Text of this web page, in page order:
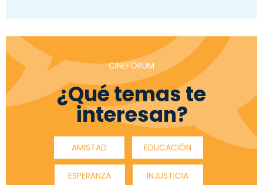
CINEFÓRUM
¿Qué temas te
interesan?
AMISTAD EDUCACIÓN
ESPERANZA INJUSTICIA